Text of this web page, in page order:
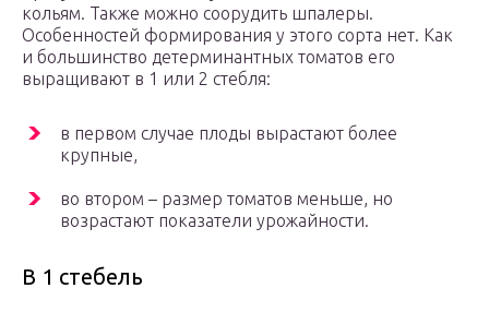
кольям. Также можно соорудить шпалеры.
Особенностей формирования у этого сорта нет. Как
и большинство детерминантных томатов его
выращивают в 1 или 2 стебля:
в первом случае плоды вырастают более
крупные,
во втором – размер томатов меньше, но
возрастают показатели урожайности.
В 1 стебель